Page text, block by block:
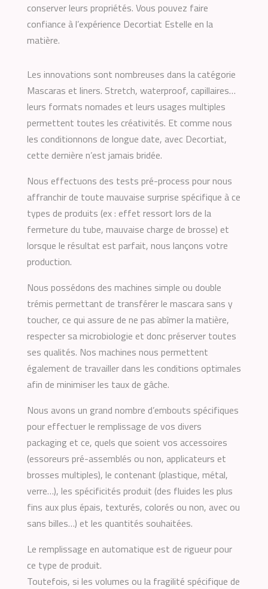
conserver leurs propriétés. Vous pouvez faire
confiance à l’expérience Decortiat Estelle en la
matière.
Les innovations sont nombreuses dans la catégorie
Mascaras et liners. Stretch, waterproof, capillaires…
leurs formats nomades et leurs usages multiples
permettent toutes les créativités. Et comme nous
les conditionnons de longue date, avec Decortiat,
cette dernière n’est jamais bridée.
Nous effectuons des tests pré-process pour nous
affranchir de toute mauvaise surprise spécifique à ce
types de produits (ex : effet ressort lors de la
fermeture du tube, mauvaise charge de brosse) et
lorsque le résultat est parfait, nous lançons votre
production.
Nous possédons des machines simple ou double
trémis permettant de transférer le mascara sans y
toucher, ce qui assure de ne pas abîmer la matière,
respecter sa microbiologie et donc préserver toutes
ses qualités. Nos machines nous permettent
également de travailler dans les conditions optimales
afin de minimiser les taux de gâche.
Nous avons un grand nombre d’embouts spécifiques
pour effectuer le remplissage de vos divers
packaging et ce, quels que soient vos accessoires
(essoreurs pré-assemblés ou non, applicateurs et
brosses multiples), le contenant (plastique, métal,
verre…), les spécificités produit (des fluides les plus
fins aux plus épais, texturés, colorés ou non, avec ou
sans billes…) et les quantités souhaitées.
Le remplissage en automatique est de rigueur pour
ce type de produit.
Toutefois, si les volumes ou la fragilité spécifique de